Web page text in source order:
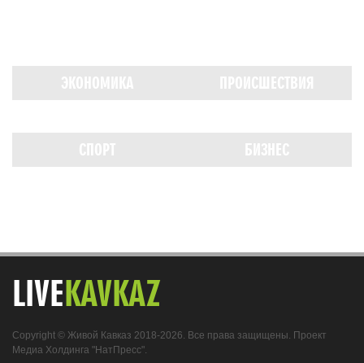
LIVEKAVKAZ
Copyright © Живой Кавказ 2018-2026. Все права защищены. Проект
Медиа Холдинга "НатПресс".